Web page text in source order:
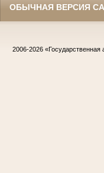
ОБЫЧНАЯ ВЕРСИЯ
2006-2026